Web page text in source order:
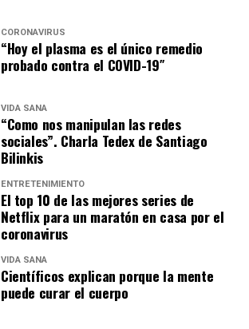
CORONAVIRUS
“Hoy el plasma es el único remedio
probado contra el COVID-19″
VIDA SANA
“Como nos manipulan las redes
sociales”. Charla Tedex de Santiago
Bilinkis
ENTRETENIMIENTO
El top 10 de las mejores series de
Netflix para un maratón en casa por el
coronavirus
VIDA SANA
Científicos explican porque la mente
puede curar el cuerpo